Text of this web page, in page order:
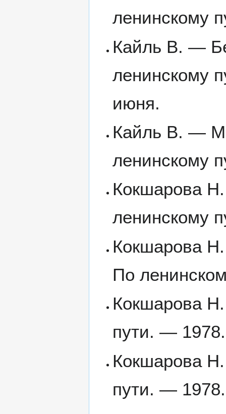
ленинскому
Кайль В. —
ленинскому
июня.
Кайль В. —
ленинскому
Кокшарова
ленинскому
Кокшарова
По
Кокшарова
пути. —
Кокшарова
пути. —